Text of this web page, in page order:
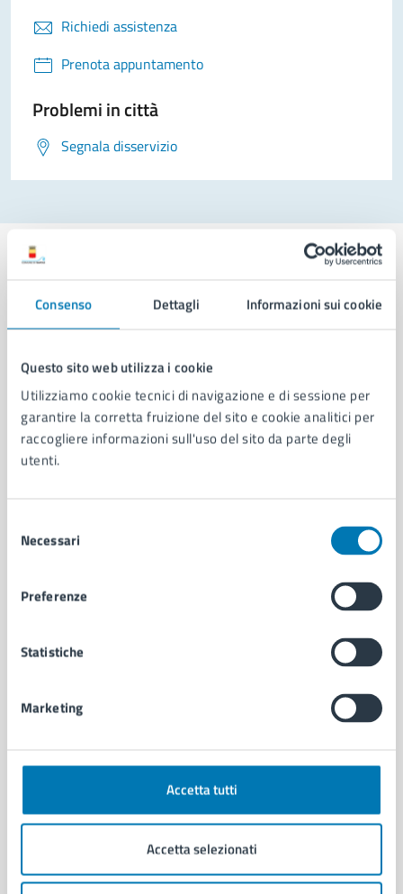
Consenso Dettagli Informazioni sui cookie
Questo sito web utilizza i cookie
Utilizziamo cookie tecnici di navigazione e di sessione per
garantire la corretta fruizione del sito e cookie analitici per
raccogliere informazioni sull'uso del sito da parte degli
utenti.
delNecessari
Preferenze
Statistiche
Marketing
Accetta tutti
Accetta selezionati
Richiedi assistenza
Prenota appuntamento
Problemi in città
Segnala disservizio
Comune di Napoli
AMMINISTRAZIONE
Aree amministrative
Organi di governo
Municipalità
Uffici
Personale amministrativo
Autorizzazioni
Educazione e formazione
Giustizia e sicurezza pubblica
Imprese e commercio
Salute, benessere e assistenza
Vita lavorativa